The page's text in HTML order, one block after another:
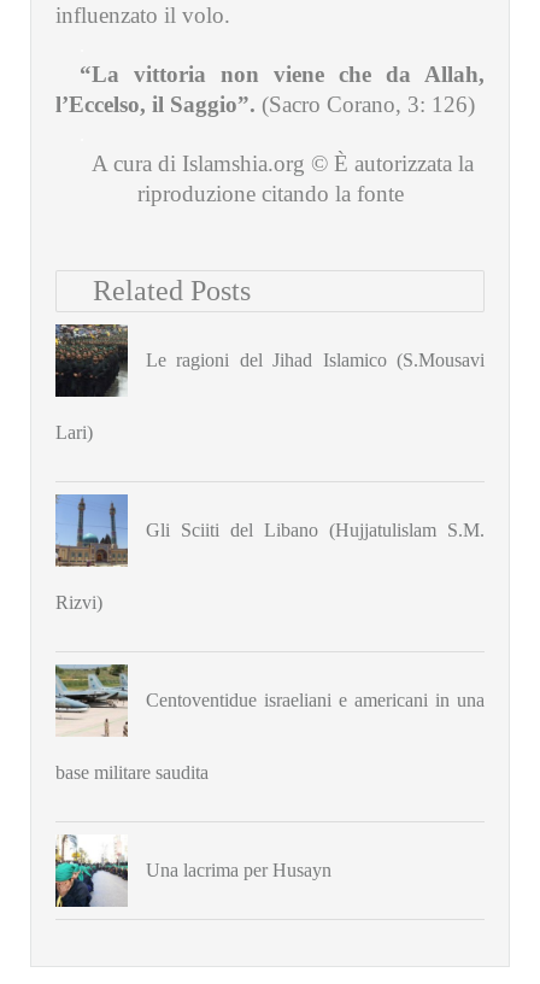
influenzato il volo.
“La vittoria non viene che da Allah,
l’Eccelso, il Saggio”. (Sacro Corano, 3: 126)
A cura di Islamshia.org © È autorizzata la
riproduzione citando la fonte
Related Posts
Le ragioni del Jihad Islamico (S.Mousavi
Lari)
Gli Sciiti del Libano (Hujjatulislam S.M.
Rizvi)
Centoventidue israeliani e americani in una
base militare saudita
Una lacrima per Husayn